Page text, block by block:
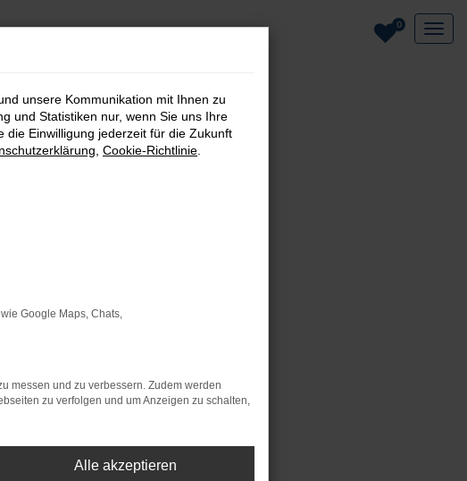
0
unsere Kommunikation mit Ihnen zu
und Statistiken nur, wenn Sie uns Ihre
die Einwilligung jederzeit für die Zukunft
Cookie-Richtlinie
Google Maps, Chats,
messen und zu verbessern. Zudem werden
zu verfolgen und um Anzeigen zu schalten,
Alle akzeptieren